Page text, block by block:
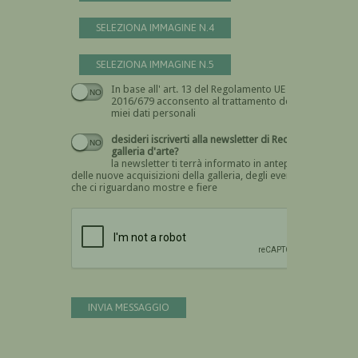
SELEZIONA IMMAGINE N.4
SELEZIONA IMMAGINE N.5
In base all' art. 13 del Regolamento UE n.
2016/679 acconsento al trattamento dei
miei dati personali
Devi dare il consenso
desideri iscriverti alla newsletter di Recta
galleria d'arte?
la newsletter ti terrà informato in anteprima
delle nuove acquisizioni della galleria, degli eventi
che ci riguardano mostre e fiere
INVIA MESSAGGIO